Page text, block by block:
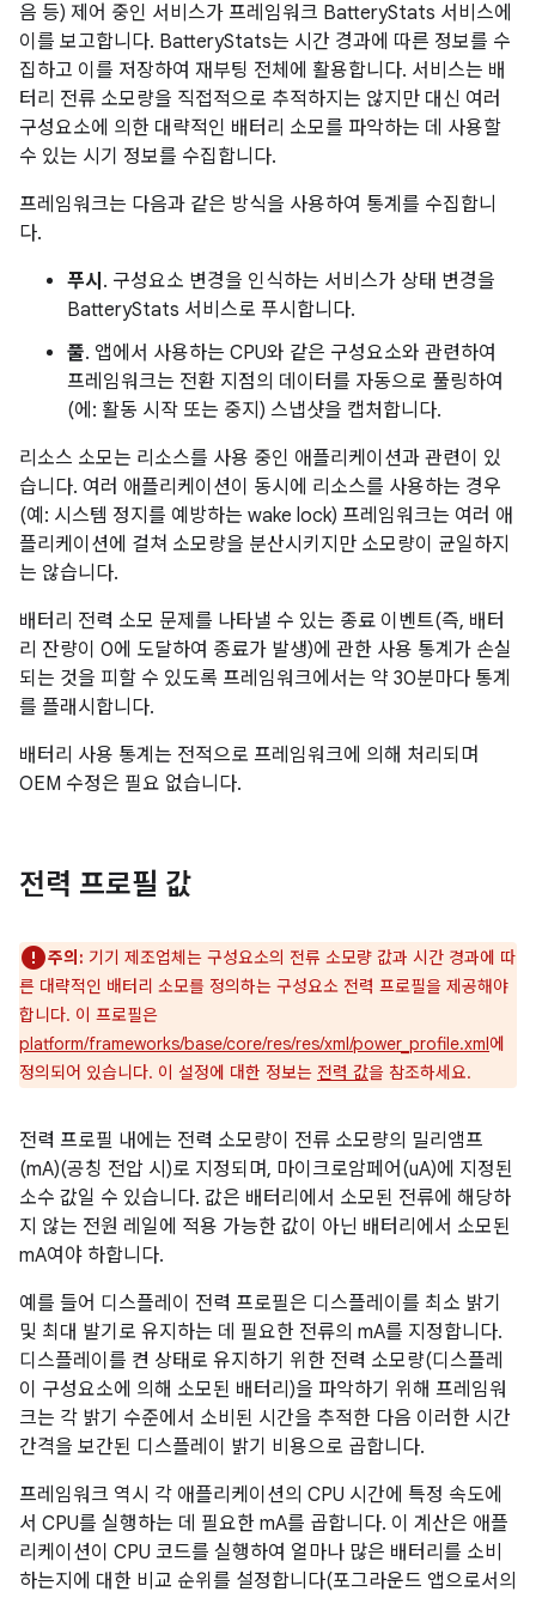
음 등) 제어 중인 서비스가 프레임워크 BatteryStats 서비스에
이를 보고합니다. BatteryStats는 시간 경과에 따른 정보를 수
집하고 이를 저장하여 재부팅 전체에 활용합니다. 서비스는 배
터리 전류 소모량을 직접적으로 추적하지는 않지만 대신 여러
구성요소에 의한 대략적인 배터리 소모를 파악하는 데 사용할
수 있는 시기 정보를 수집합니다.
프레임워크는 다음과 같은 방식을 사용하여 통계를 수집합니
다.
푸시 . 구성요소 변경을 인식하는 서비스가 상태 변경을
BatteryStats 서비스로 푸시합니다.
풀. 앱에서 사용하는 CPU와 같은 구성요소와 관련하여
프레임워크는 전환 지점의 데이터를 자동으로 풀링하여
(에: 활동 시작 또는 중지) 스냅샷을 캡처합니다.
리소스 소모는 리소스를 사용 중인 애플리케이션과 관련이 있
습니다. 여러 애플리케이션이 동시에 리소스를 사용하는 경우
(예: 시스템 정지를 예방하는 wake lock) 프레임워크는 여러 애
플리케이션에 걸쳐 소모량을 분산시키지만 소모량이 균일하지
는 않습니다.
배터리 전력 소모 문제를 나타낼 수 있는 종료 이벤트(즉, 배터
리 잔량이 0에 도달하여 종료가 발생)에 관한 사용 통계가 손실
되는 것을 피할 수 있도록 프레임워크에서는 약 30분마다 통계
를 플래시합니다.
배터리 사용 통계는 전적으로 프레임워크에 의해 처리되며
OEM 수정은 필요 없습니다.
전력 프로필 값
주의: 기기 제조업체는 구성요소의 전류 소모량 값과 시간 경과에 따
른 대략적인 배터리 소모를 정의하는 구성요소 전력 프로필을 제공해야
합니다. 이 프로필은
platform/frameworks/base/core/res/res/xml/power_profile.xml에
정의되어 있습니다. 이 설정에 대한 정보는 전력 값을 참조하세요.
전력 프로필 내에는 전력 소모량이 전류 소모량의 밀리앰프
(mA)(공칭 전압 시)로 지정되며, 마이크로암페어(uA)에 지정된
소수 값일 수 있습니다. 값은 배터리에서 소모된 전류에 해당하
지 않는 전원 레일에 적용 가능한 값이 아닌 배터리에서 소모된
mA여야 하합니다.
예를 들어 디스플레이 전력 프로필은 디스플레이를 최소 밝기
및 최대 발기로 유지하는 데 필요한 전류의 mA를 지정합니다.
디스플레이를 켠 상태로 유지하기 위한 전력 소모량(디스플레
이 구성요소에 의해 소모된 배터리)을 파악하기 위해 프레임워
크는 각 밝기 수준에서 소비된 시간을 추적한 다음 이러한 시간
간격을 보간된 디스플레이 밝기 비용으로 곱합니다.
프레임워크 역시 각 애플리케이션의 CPU 시간에 특정 속도에
서 CPU를 실행하는 데 필요한 mA를 곱합니다. 이 계산은 애플
리케이션이 CPU 코드를 실행하여 얼마나 많은 배터리를 소비
하는지에 대한 비교 순위를 설정합니다(포그라운드 앱으로서의